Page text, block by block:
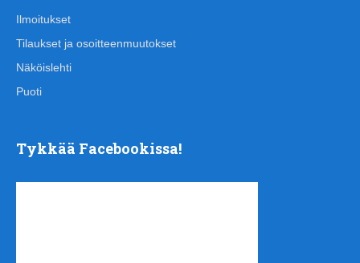
Ilmoitukset
Tilaukset ja osoitteenmuutokset
Näköislehti
Puoti
Tykkää Facebookissa!